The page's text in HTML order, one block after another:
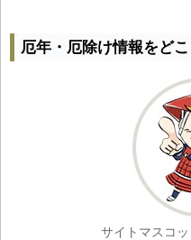
厄年・厄除け情報をど
サイトマスコ